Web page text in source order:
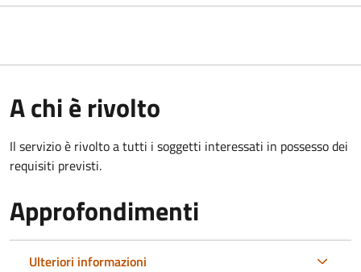
A chi è rivolto
Il servizio è rivolto a tutti i soggetti interessati in possesso dei
requisiti previsti.
Approfondimenti
Ulteriori informazioni